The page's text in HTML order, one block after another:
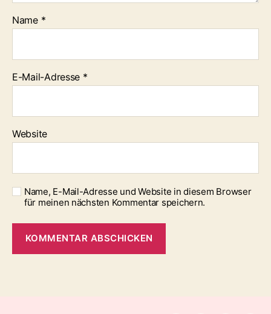
Name *
E-Mail-Adresse *
Website
Name, E-Mail-Adresse und Website in diesem Browser
für meinen nächsten Kommentar speichern.